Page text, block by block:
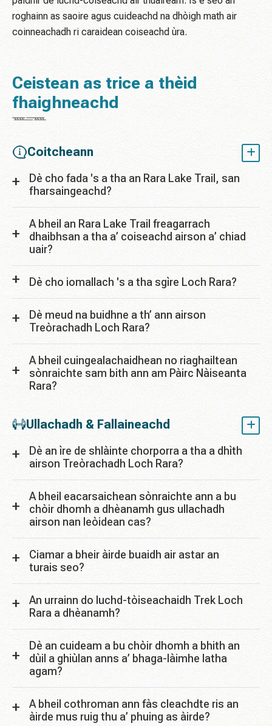
roghainn as saoire agus cuideachd na dhòigh math air
coinneachadh ri caraidean coiseachd ùra.
Ceistean as trice a thèid
fhaighneachd
Coitcheann
Dè cho fada 's a tha an Rara Lake Trail, san
fharsaingeachd?
A bheil an Rara Lake Trail freagarrach
dhaibhsan a tha a’ coiseachd airson a’ chiad
uair?
Dè cho iomallach 's a tha sgìre Loch Rara?
Dè meud na buidhne a th’ ann airson
Treòrachadh Loch Rara?
A bheil cuingealachaidhean no riaghailtean
sònraichte sam bith ann am Pàirc Nàiseanta
Rara?
Ullachadh & Fallaineachd
Dè an ìre de shlàinte chorporra a tha a dhìth
airson Treòrachadh Loch Rara?
A bheil eacarsaichean sònraichte ann a bu
chòir dhomh a dhèanamh gus ullachadh
airson nan leòidean cas?
Ciamar a bheir àirde buaidh air astar an
turais seo?
An urrainn do luchd-tòiseachaidh Trek Loch
Rara a dhèanamh?
Dè an cuideam a bu chòir dhomh a bhith an
dùil a ghiùlan anns a’ bhaga-làimhe latha
agam?
A bheil cothroman ann fàs cleachdte ris an
àirde mus ruig thu a’ phuing as àirde?